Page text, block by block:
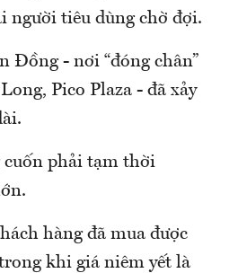
người tiêu dùng chờ đợi.
Đồng - nơi “đóng chân”
Pico Plaza - đã xảy
cuốn phải tạm thời
hàng đã mua được
khi giá niêm yết là